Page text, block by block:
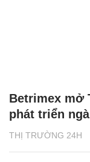
THỊ TRƯỜNG 24H
Betrimex mở
phát triển